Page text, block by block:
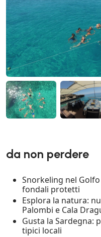
da non perdere
Snorkeling nel
fondali protetti
Esplora la natura:
Palombi e Cala
Gusta la Sardegna:
tipici locali